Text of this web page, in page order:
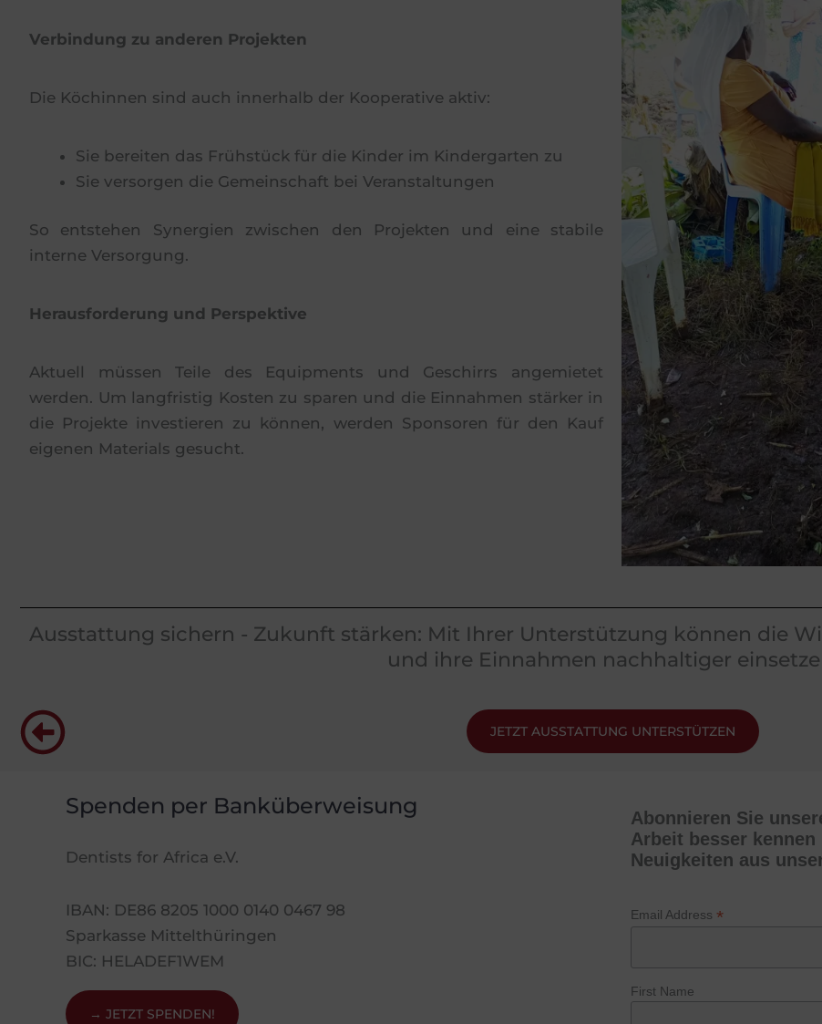
Verbindung zu anderen Projekten
Die Köchinnen sind auch innerhalb der Kooperative aktiv:
Sie bereiten das Frühstück für die Kinder im Kindergarten zu
Sie versorgen die Gemeinschaft bei Veranstaltungen
So entstehen Synergien zwischen den Projekten und eine stabile
interne Versorgung.
Herausforderung und Perspektive
Aktuell müssen Teile des Equipments und Geschirrs angemietet
werden. Um langfristig Kosten zu sparen und die Einnahmen stärker in
die Projekte investieren zu können, werden Sponsoren für den Kauf
eigenen Materials gesucht.
Ausstattung sichern - Zukunft stärken: Mit Ihrer Unterstützung können die
und ihre Einnahmen nachhaltiger
JETZT AUSSTATTUNG UNTERSTÜTZEN
Spenden per Banküberweisung
Dentists for Africa e.V.
IBAN: DE86 8205 1000 0140 0467 98
Sparkasse Mittelthüringen
BIC: HELADEF1WEM
→ JETZT SPENDEN!
Abonnieren Sie
Arbeit besser
Neuigkeiten aus
Email Address *
First Name